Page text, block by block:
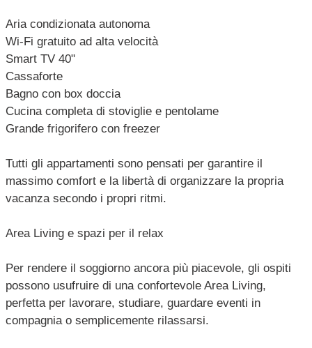
Aria condizionata autonoma
Wi-Fi gratuito ad alta velocità
Smart TV 40"
Cassaforte
Bagno con box doccia
Cucina completa di stoviglie e pentolame
Grande frigorifero con freezer
Tutti gli appartamenti sono pensati per garantire il
massimo comfort e la libertà di organizzare la propria
vacanza secondo i propri ritmi.
Area Living e spazi per il relax
Per rendere il soggiorno ancora più piacevole, gli ospiti
possono usufruire di una confortevole Area Living,
perfetta per lavorare, studiare, guardare eventi in
compagnia o semplicemente rilassarsi.